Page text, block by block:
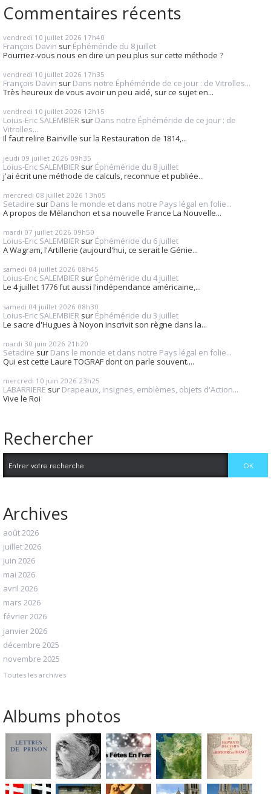
Commentaires récents
vendredi 10 juillet 2026 17h40
François Davin sur Éphéméride du 8 juillet
Pourriez-vous nous en dire un peu plus sur cette méthode ?
vendredi 10 juillet 2026 17h35
François Davin sur Dans notre Éphéméride de ce jour : de Vitrolles...
Très heureux de vous avoir un peu aidé, sur ce sujet en...
vendredi 10 juillet 2026 12h15
Loius-Eric SALEMBIER sur Dans notre Éphéméride de ce jour : de
Vitrolles...
Il faut relire Bainville sur la Restauration de 1814,...
jeudi 09 juillet 2026 09h35
Loius-Eric SALEMBIER sur Éphéméride du 8 juillet
j'ai écrit une méthode de calculs, reconnue et publiée...
mercredi 08 juillet 2026 13h05
Setadire sur Dans le monde et dans notre Pays légal en folie...
A propos de Mélanchon et sa nouvelle France La Nouvelle...
mardi 07 juillet 2026 09h50
Loius-Eric SALEMBIER sur Éphéméride du 6 juillet
A Wagram, l'Artillerie (aujourd'hui, ce serait le Génie...
samedi 04 juillet 2026 08h45
Loius-Eric SALEMBIER sur Éphéméride du 4 juillet
Le 4 juillet 1776 fut aussi l'indépendance américaine,...
samedi 04 juillet 2026 08h30
Loius-Eric SALEMBIER sur Éphéméride du 3 juillet
Le sacre d'Hugues à Noyon inscrivit son règne dans la...
mardi 30 juin 2026 21h20
Setadire sur Dans le monde et dans notre Pays légal en folie...
Qui est cette Laure TOGRAF dont on parle souvent....
mercredi 10 juin 2026 23h25
LABARRIERE sur Drapeaux, insignes, emblèmes, objets d'Action...
Vive le Roi
Rechercher
Archives
août 2026
juillet 2026
juin 2026
mai 2026
avril 2026
mars 2026
février 2026
janvier 2026
décembre 2025
novembre 2025
Toutes les archives
Albums photos